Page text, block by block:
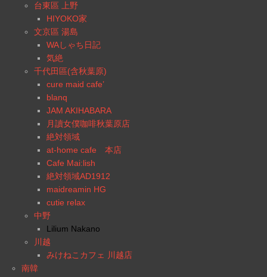
台東區 上野
HIYOKO家
文京區 湯島
WAしゃち日記
気絶
千代田區(含秋葉原)
cure maid cafe’
blanq
JAM AKIHABARA
月讀女僕咖啡秋葉原店
絶対領域
at-home cafe 本店
Cafe Mai:lish
絶対領域AD1912
maidreamin HG
cutie relax
中野
Lilium Nakano
川越
みけねこカフェ 川越店
南韓